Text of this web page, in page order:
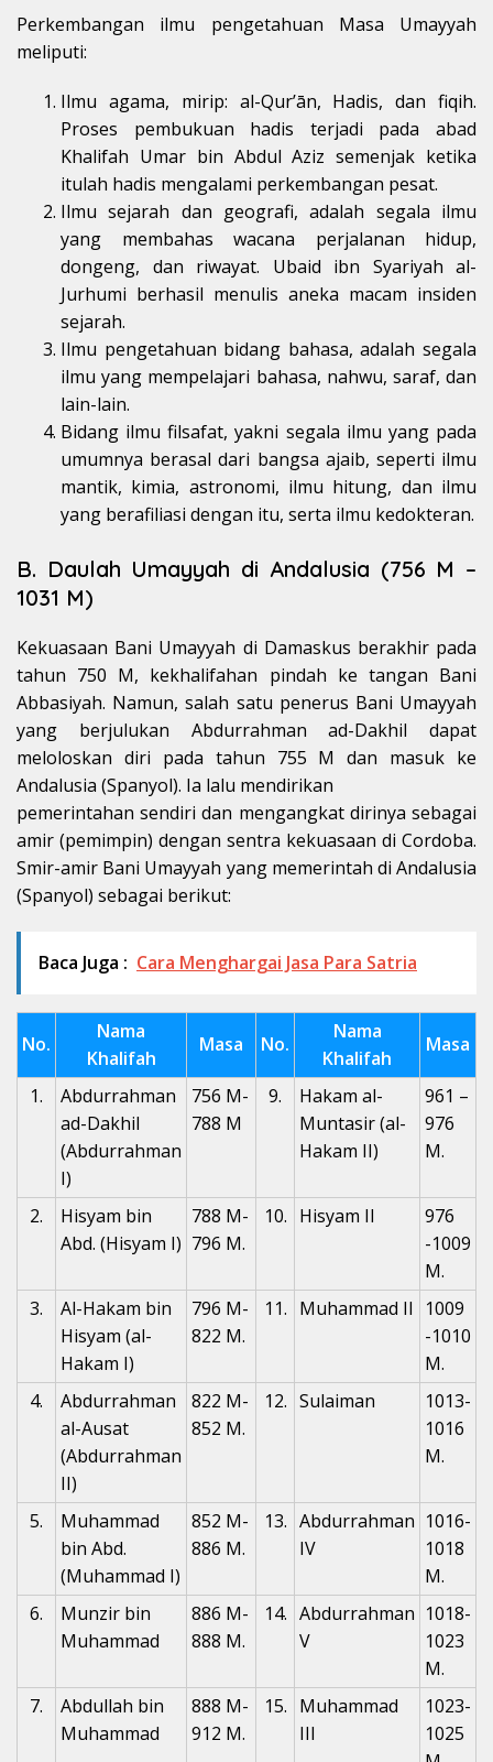
Perkembangan ilmu pengetahuan Masa Umayyah
meliputi:
Ilmu agama, mirip: al-Qur’ān, Hadis, dan fiqih.
Proses pembukuan hadis terjadi pada abad
Khalifah Umar bin Abdul Aziz semenjak ketika
itulah hadis mengalami perkembangan pesat.
Ilmu sejarah dan geografi, adalah segala ilmu
yang membahas wacana perjalanan hidup,
dongeng, dan riwayat. Ubaid ibn Syariyah al-
Jurhumi berhasil menulis aneka macam insiden
sejarah.
Ilmu pengetahuan bidang bahasa, adalah segala
ilmu yang mempelajari bahasa, nahwu, saraf, dan
lain-lain.
Bidang ilmu filsafat, yakni segala ilmu yang pada
umumnya berasal dari bangsa ajaib, seperti ilmu
mantik, kimia, astronomi, ilmu hitung, dan ilmu
yang berafiliasi dengan itu, serta ilmu kedokteran.
B. Daulah Umayyah di Andalusia (756 M –
1031 M)
Kekuasaan Bani Umayyah di Damaskus berakhir pada
tahun 750 M, kekhalifahan pindah ke tangan Bani
Abbasiyah. Namun, salah satu penerus Bani Umayyah
yang berjulukan Abdurrahman ad-Dakhil dapat
meloloskan diri pada tahun 755 M dan masuk ke
Andalusia (Spanyol). Ia lalu mendirikan
pemerintahan sendiri dan mengangkat dirinya sebagai
amir (pemimpin) dengan sentra kekuasaan di Cordoba.
Smir-amir Bani Umayyah yang memerintah di Andalusia
(Spanyol) sebagai berikut:
Baca Juga : Cara Menghargai Jasa Para Satria
No.
Nama
Khalifah
Masa No.
Nama
Khalifah
Masa
1.
Abdurrahman
ad-Dakhil
(Abdurrahman
I)
756 M-
788 M
9.
Hakam al-
Muntasir (al-
Hakam II)
961 –
976
M.
2.
Hisyam bin
Abd. (Hisyam I)
788 M-
796 M.
10. Hisyam II
976
-1009
M.
3.
Al-Hakam bin
Hisyam (al-
Hakam I)
796 M-
822 M.
11. Muhammad II
1009
-1010
M.
4.
Abdurrahman
al-Ausat
(Abdurrahman
II)
822 M-
852 M.
12. Sulaiman
1013-
1016
M.
5.
Muhammad
bin Abd.
(Muhammad I)
852 M-
886 M.
13. Abdurrahman
IV
1016-
1018
M.
6.
Munzir bin
Muhammad
886 M-
888 M.
14. Abdurrahman
V
1018-
1023
M.
7.
Abdullah bin
Muhammad
888 M-
912 M.
15. Muhammad
III
1023-
1025